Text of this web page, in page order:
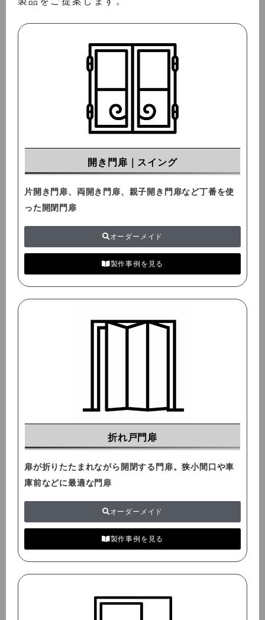
開き門扉｜スイング
片開き門扉、両開き門扉、親子開き門扉など丁番を使
った開閉門扉
オーダーメイド
製作事例を見る
折れ戸門扉
扉が折りたたまれながら開閉する門扉。狭小間口や車
庫前などに最適な門扉
オーダーメイド
製作事例を見る